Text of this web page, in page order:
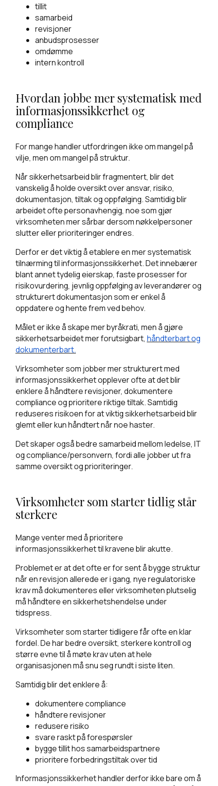
tillit
samarbeid
revisjoner
anbudsprosesser
omdømme
intern kontroll
Hvordan jobbe mer systematisk med
informasjonssikkerhet og
compliance
For mange handler utfordringen ikke om mangel på
vilje, men om mangel på struktur.
Når sikkerhetsarbeid blir fragmentert, blir det
vanskelig å holde oversikt over ansvar, risiko,
dokumentasjon, tiltak og oppfølging. Samtidig blir
arbeidet ofte personavhengig, noe som gjør
virksomheten mer sårbar dersom nøkkelpersoner
slutter eller prioriteringer endres.
Derfor er det viktig å etablere en mer systematisk
tilnærming til informasjonssikkerhet. Det innebærer
blant annet tydelig eierskap, faste prosesser for
risikovurdering, jevnlig oppfølging av leverandører og
strukturert dokumentasjon som er enkel å
oppdatere og hente frem ved behov.
Målet er ikke å skape mer byråkrati, men å gjøre
sikkerhetsarbeidet mer forutsigbart, håndterbart og
dokumenterbart.
Virksomheter som jobber mer strukturert med
informasjonssikkerhet opplever ofte at det blir
enklere å håndtere revisjoner, dokumentere
compliance og prioritere riktige tiltak. Samtidig
reduseres risikoen for at viktig sikkerhetsarbeid blir
glemt eller kun håndtert når noe haster.
Det skaper også bedre samarbeid mellom ledelse, IT
og compliance/personvern, fordi alle jobber ut fra
samme oversikt og prioriteringer.
Virksomheter som starter tidlig står
sterkere
Mange venter med å prioritere
informasjonssikkerhet til kravene blir akutte.
Problemet er at det ofte er for sent å bygge struktur
når en revisjon allerede er i gang, nye regulatoriske
krav må dokumenteres eller virksomheten plutselig
må håndtere en sikkerhetshendelse under
tidspress.
Virksomheter som starter tidligere får ofte en klar
fordel. De har bedre oversikt, sterkere kontroll og
større evne til å møte krav uten at hele
organisasjonen må snu seg rundt i siste liten.
Samtidig blir det enklere å:
dokumentere compliance
håndtere revisjoner
redusere risiko
svare raskt på forespørsler
bygge tillit hos samarbeidspartnere
prioritere forbedringstiltak over tid
Informasjonssikkerhet handler derfor ikke bare om å